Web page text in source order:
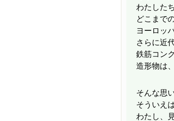
わたした
どこまで
ヨーロッ
さらに近
鉄筋コン
造形物は
そんな思
そういえ
わたし、